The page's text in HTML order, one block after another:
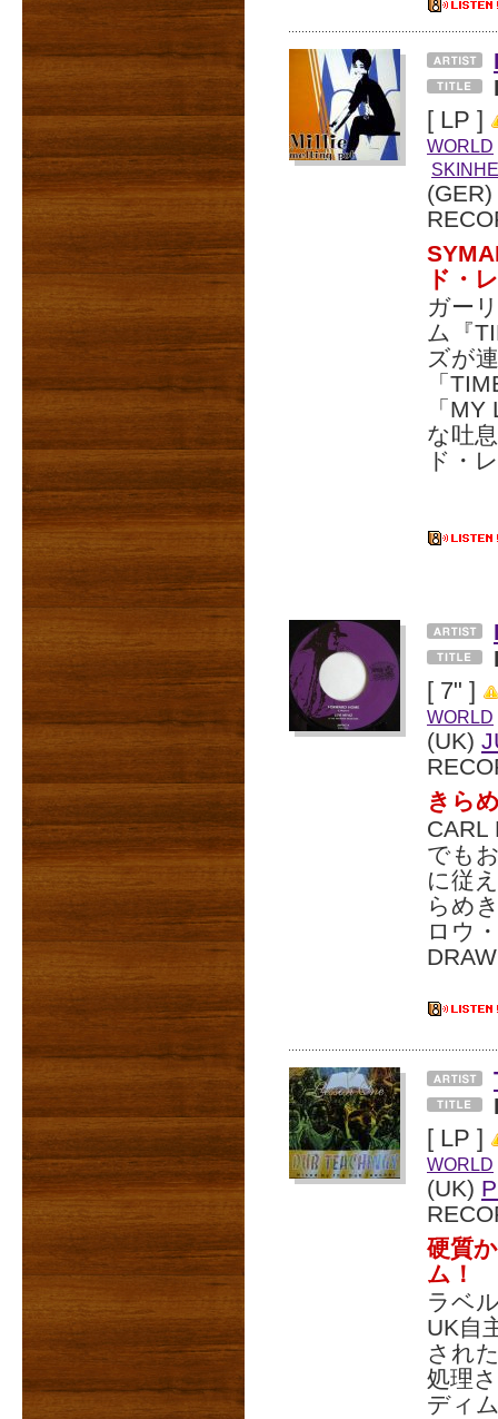
[ LP ]
WORLD
(GER)
ド・
ガー
ム『
ズが
「
「
な吐
ド・
[ 7" ]
WORLD
(UK)
きら
CARL
でも
に従
らめ
ロウ
[ LP ]
WORLD
(UK)
硬質
ム！
ラベ
UK自
され
処理
ディ